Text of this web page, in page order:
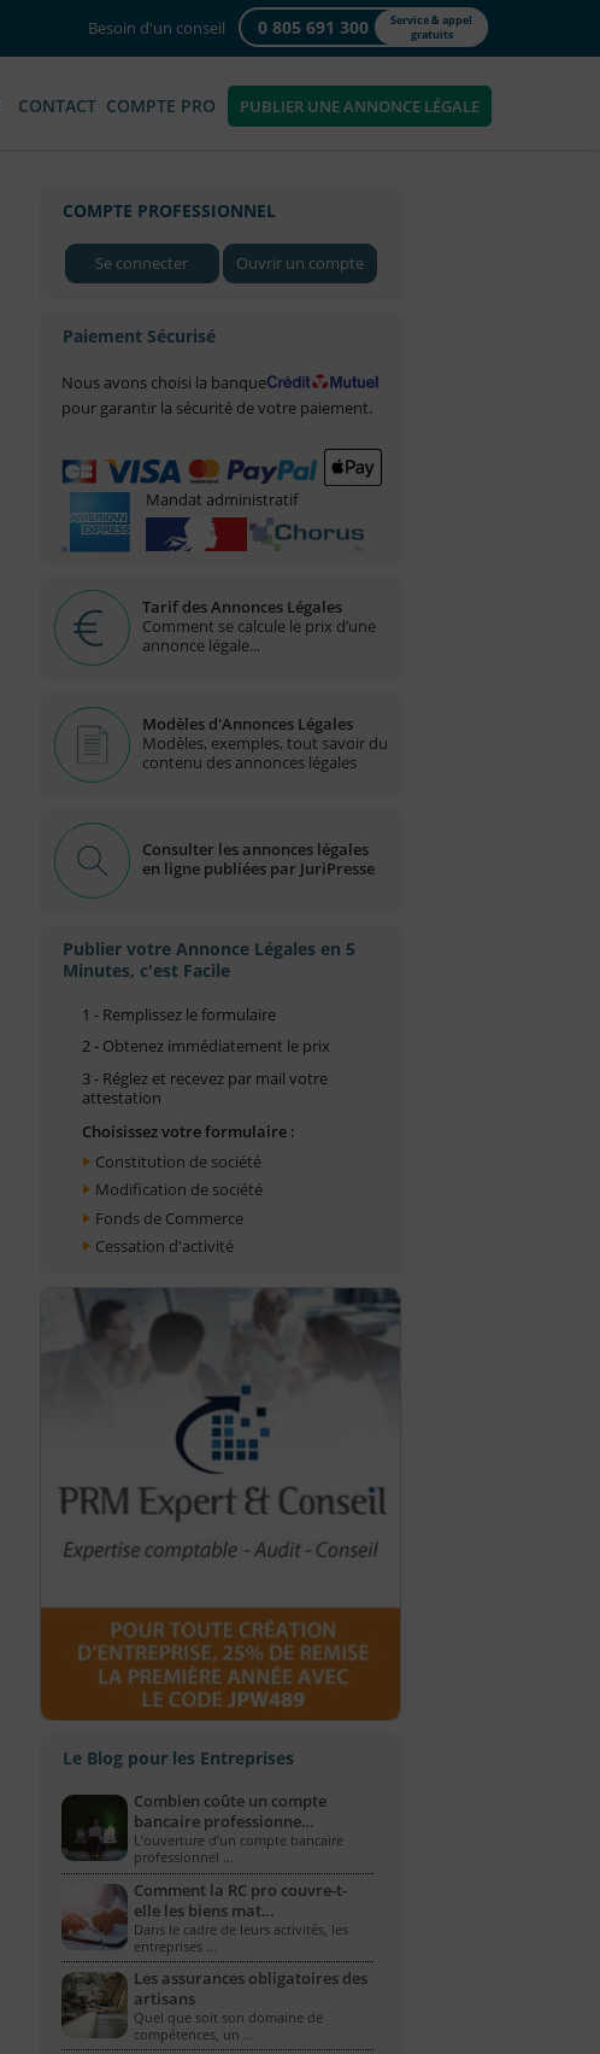
Besoin d'un conseil 0 805 691 300
Service & appel
gratuits
CONTACT COMPTE PRO PUBLIER UNE ANNONCE LÉGALE
COMPTE PROFESSIONNEL
Se connecter Ouvrir un compte
Paiement Sécurisé
Nous avons choisi la banque
pour garantir la sécurité de votre paiement.
Mandat administratif
Tarif des Annonces Légales
Comment se calcule le prix d’une
annonce légale...
Modèles d'Annonces Légales
Modèles, exemples, tout savoir du
contenu des annonces légales
Consulter les annonces légales
en ligne publiées par JuriPresse
Publier votre Annonce Légales en 5
Minutes, c'est Facile
1 - Remplissez le formulaire
2 - Obtenez immédiatement le prix
3 - Réglez et recevez par mail votre
attestation
Choisissez votre formulaire :
Constitution de société
Modification de société
Fonds de Commerce
Cessation d'activité
Le Blog pour les Entreprises
Combien coûte un compte
bancaire professionne…
L’ouverture d’un compte bancaire
professionnel …
Comment la RC pro couvre-t-
elle les biens mat…
Dans le cadre de leurs activités, les
entreprises …
Les assurances obligatoires des
artisans
Quel que soit son domaine de
compétences, un …